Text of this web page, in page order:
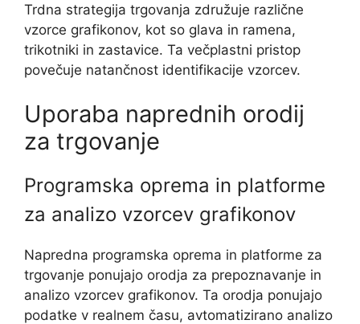
Trdna strategija trgovanja združuje različne
vzorce grafikonov, kot so glava in ramena,
trikotniki in zastavice. Ta večplastni pristop
povečuje natančnost identifikacije vzorcev.
Uporaba naprednih orodij
za trgovanje
Programska oprema in platforme
za analizo vzorcev grafikonov
Napredna programska oprema in platforme za
trgovanje ponujajo orodja za prepoznavanje in
analizo vzorcev grafikonov. Ta orodja ponujajo
podatke v realnem času, avtomatizirano analizo